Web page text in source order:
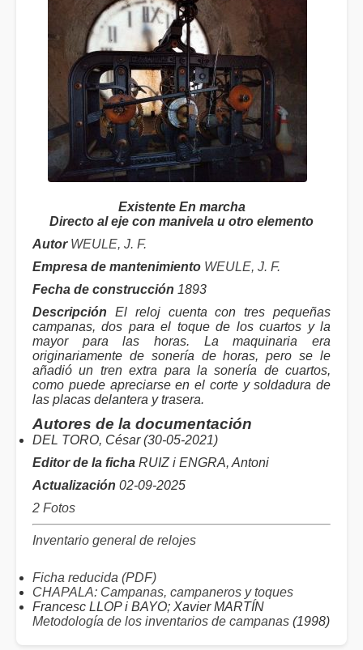
Existente En marcha
Directo al eje con manivela u otro elemento
Autor WEULE, J. F.
Empresa de mantenimiento WEULE, J. F.
Fecha de construcción 1893
Descripción El reloj cuenta con tres pequeñas
campanas, dos para el toque de los cuartos y la
mayor para las horas. La maquinaria era
originariamente de sonería de horas, pero se le
añadió un tren extra para la sonería de cuartos,
como puede apreciarse en el corte y soldadura de
las placas delantera y trasera.
Autores de la documentación
DEL TORO, César (30-05-2021)
Editor de la ficha RUIZ i ENGRA, Antoni
Actualización 02-09-2025
2 Fotos
Inventario general de relojes
Ficha reducida (PDF)
CHAPALA: Campanas, campaneros y toques
Francesc LLOP i BAYO; Xavier MARTÍN
Metodología de los inventarios de campanas (1998)